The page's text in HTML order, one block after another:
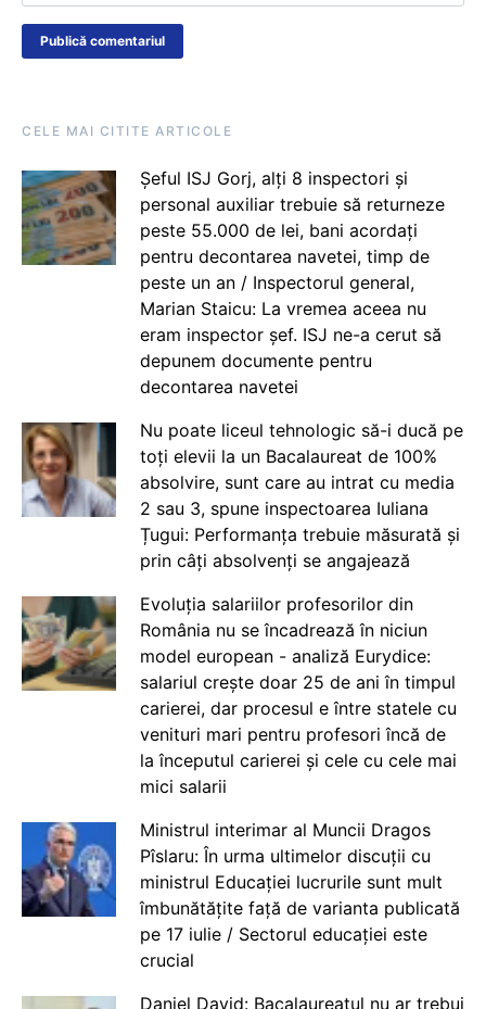
CELE MAI CITITE ARTICOLE
Șeful ISJ Gorj, alți 8 inspectori și
personal auxiliar trebuie să returneze
peste 55.000 de lei, bani acordați
pentru decontarea navetei, timp de
peste un an / Inspectorul general,
Marian Staicu: La vremea aceea nu
eram inspector șef. ISJ ne-a cerut să
depunem documente pentru
decontarea navetei
Nu poate liceul tehnologic să-i ducă pe
toți elevii la un Bacalaureat de 100%
absolvire, sunt care au intrat cu media
2 sau 3, spune inspectoarea Iuliana
Țugui: Performanța trebuie măsurată și
prin câți absolvenți se angajează
Evoluția salariilor profesorilor din
România nu se încadrează în niciun
model european - analiză Eurydice:
salariul crește doar 25 de ani în timpul
carierei, dar procesul e între statele cu
venituri mari pentru profesori încă de
la începutul carierei și cele cu cele mai
mici salarii
Ministrul interimar al Muncii Dragos
Pîslaru: În urma ultimelor discuții cu
ministrul Educației lucrurile sunt mult
îmbunătățite față de varianta publicată
pe 17 iulie / Sectorul educației este
crucial
Daniel David: Bacalaureatul nu ar trebui